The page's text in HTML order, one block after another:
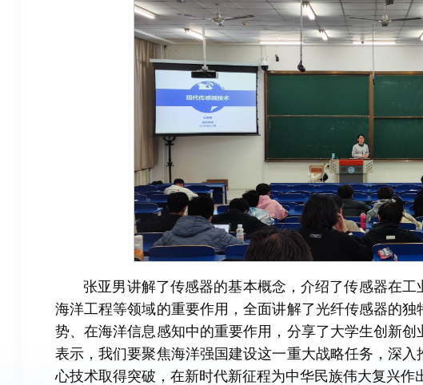
张亚男讲解了传感器的基本概念，介绍了传感器在工
海洋工程等领域的重要作用，全面讲解了光纤传感器的
势、在海洋信息感知中的重要作用，分享了大学生创新
表示，我们要聚焦海洋强国建设这一重大战略任务，深
心技术取得突破，在新时代新征程为中华民族伟大复兴作